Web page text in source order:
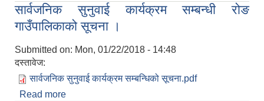
सार्वजनिक सुनुवाई कार्यक्रम सम्बन्धी रोङ
गाउँपालिकाको सूचना ।
Submitted on: Mon, 01/22/2018 - 14:48
दस्तावेज:
सार्वजनिक सुनुवाई कार्यक्रम सम्बन्धिको सूचना.pdf
Read more